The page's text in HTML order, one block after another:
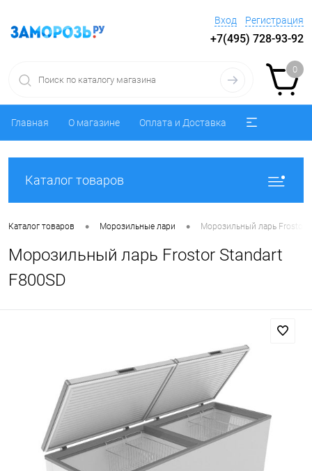
Вход Регистрация
+7(495) 728-93-92
0
Главная О магазине Оплата и Доставка
Каталог товаров
Каталог товаров • Морозильные лари • Морозильный ларь Frostor
Морозильный ларь Frostor Standart
F800SD